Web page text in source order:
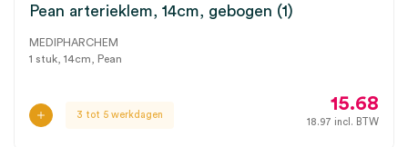
Pean arterieklem, 14cm, gebogen (1)
MEDIPHARCHEM
1 stuk, 14cm, Pean
3 tot 5 werkdagen
15.68
18.97 incl. BTW